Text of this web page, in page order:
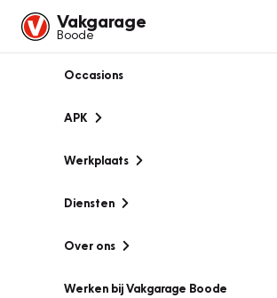
Vakgarage
Boode
Occasions
APK
Werkplaats
Diensten
Over ons
Werken bij Vakgarage Boode